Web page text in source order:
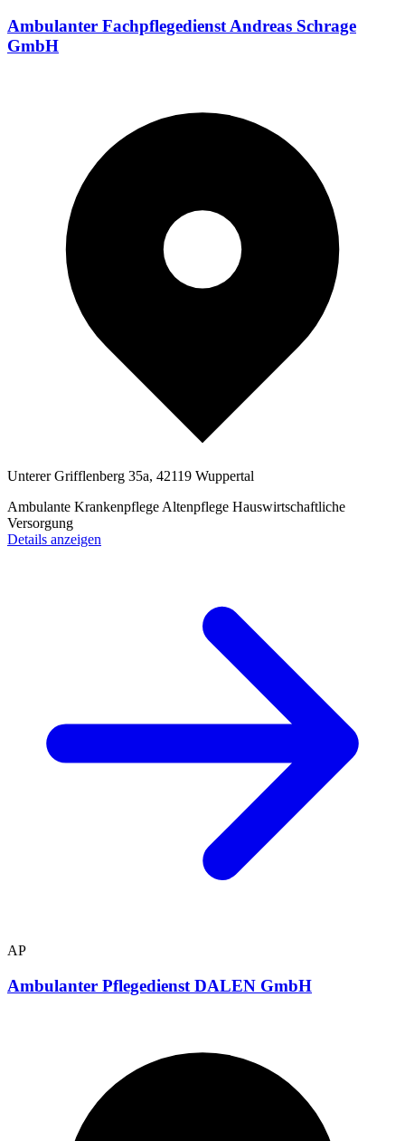
Ambulanter Fachpflegedienst Andreas Schrage
GmbH
Unterer Grifflenberg 35a, 42119 Wuppertal
Ambulante Krankenpflege Altenpflege Hauswirtschaftliche
Versorgung
Details anzeigen
AP
Ambulanter Pflegedienst DALEN GmbH